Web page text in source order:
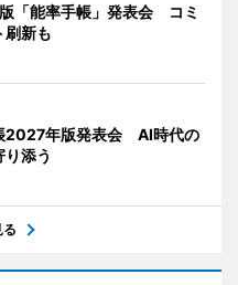
「能率手帳」発表会 コミ
刷新も
2027年版発表会 AI時代の
り添う
る